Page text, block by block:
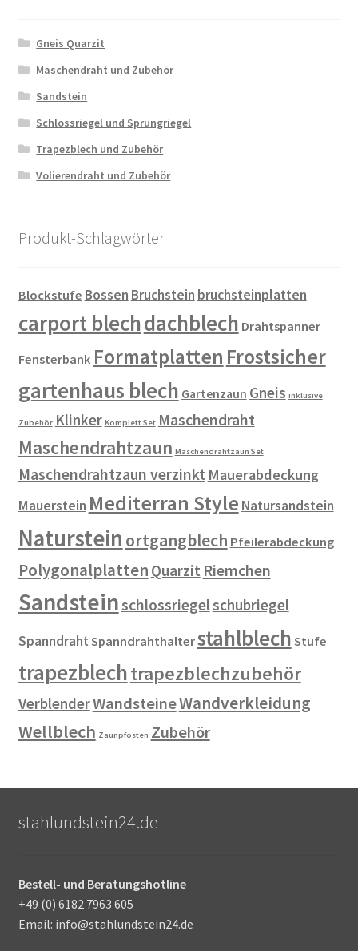
Gneis Quarzit
Maschendraht und Zubehör
Sandstein
Schlossriegel und Sprungriegel
Trapezblech und Zubehör
Volierendraht und Zubehör
Produkt-Schlagwörter
Blockstufe Bossen Bruchstein bruchsteinplatten
carport blechdachblech Drahtspanner
Fensterbank Formatplatten Frostsicher
gartenhaus blech Gartenzaun Gneis inklusive
Zubehör Klinker Komplett Set Maschendraht
Maschendrahtzaun Maschendrahtzaun Set
Maschendrahtzaun verzinkt Mauerabdeckung
Mauerstein Mediterran Style Natursandstein
Naturstein ortgangblech Pfeilerabdeckung
Polygonalplatten Quarzit Riemchen
Sandsteinschlossriegelschubriegel
SpanndrahtSpanndrahthalterstahlblechStufe
trapezblechtrapezblechzubehör
VerblenderWandsteineWandverkleidung
Wellblech Zaunpfosten Zubehör
stahlundstein24.de
Bestell- und Beratungshotline
+49 (0) 6182 7963 605
Email: info@stahlundstein24.de